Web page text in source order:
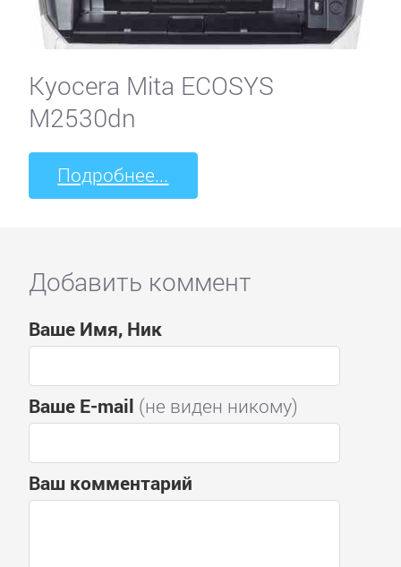
Kyocera Mita ECOSYS
M2530dn
Подробнее...
Добавить коммент
Ваше Имя, Ник
Ваше E-mail (не виден никому)
Ваш комментарий